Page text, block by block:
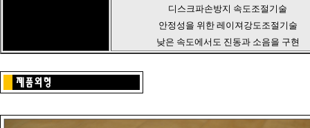
디스크파손방지 속도조절기술
안정성을 위한 레이져강도조절기술
낮은 속도에서도 진동과 소음을 구현